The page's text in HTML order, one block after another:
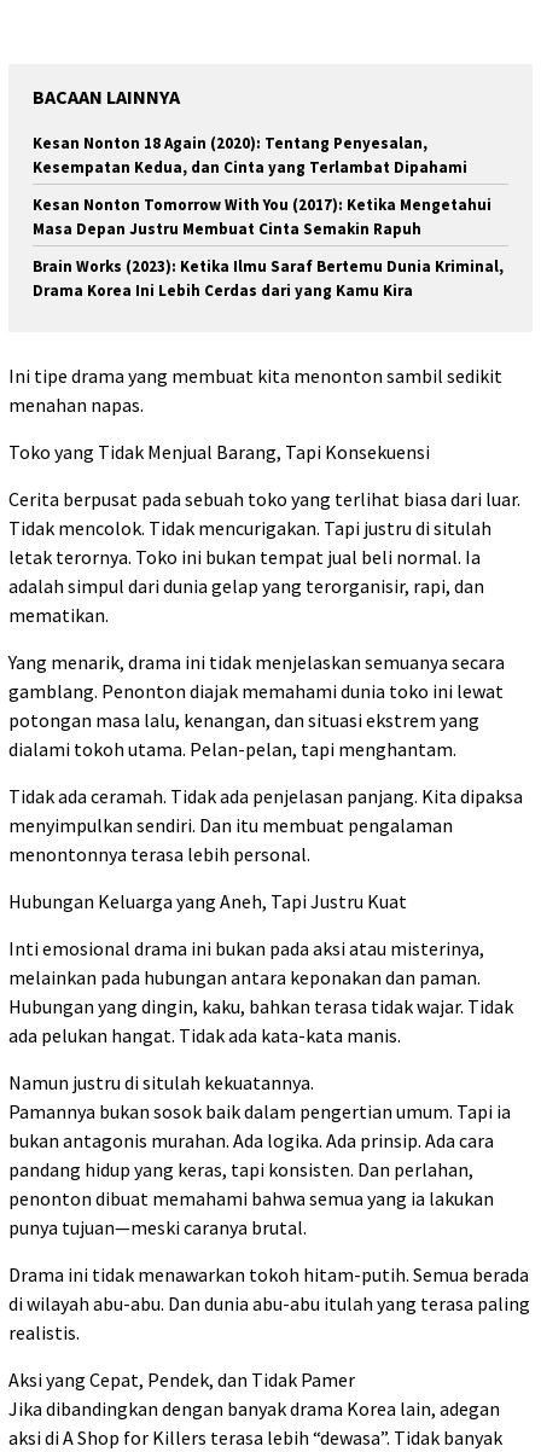
BACAAN LAINNYA
Kesan Nonton 18 Again (2020): Tentang Penyesalan,
Kesempatan Kedua, dan Cinta yang Terlambat Dipahami
Kesan Nonton Tomorrow With You (2017): Ketika Mengetahui
Masa Depan Justru Membuat Cinta Semakin Rapuh
Brain Works (2023): Ketika Ilmu Saraf Bertemu Dunia Kriminal,
Drama Korea Ini Lebih Cerdas dari yang Kamu Kira
Ini tipe drama yang membuat kita menonton sambil sedikit
menahan napas.
Toko yang Tidak Menjual Barang, Tapi Konsekuensi
Cerita berpusat pada sebuah toko yang terlihat biasa dari luar.
Tidak mencolok. Tidak mencurigakan. Tapi justru di situlah
letak terornya. Toko ini bukan tempat jual beli normal. Ia
adalah simpul dari dunia gelap yang terorganisir, rapi, dan
mematikan.
Yang menarik, drama ini tidak menjelaskan semuanya secara
gamblang. Penonton diajak memahami dunia toko ini lewat
potongan masa lalu, kenangan, dan situasi ekstrem yang
dialami tokoh utama. Pelan-pelan, tapi menghantam.
Tidak ada ceramah. Tidak ada penjelasan panjang. Kita dipaksa
menyimpulkan sendiri. Dan itu membuat pengalaman
menontonnya terasa lebih personal.
Hubungan Keluarga yang Aneh, Tapi Justru Kuat
Inti emosional drama ini bukan pada aksi atau misterinya,
melainkan pada hubungan antara keponakan dan paman.
Hubungan yang dingin, kaku, bahkan terasa tidak wajar. Tidak
ada pelukan hangat. Tidak ada kata-kata manis.
Namun justru di situlah kekuatannya.
Pamannya bukan sosok baik dalam pengertian umum. Tapi ia
bukan antagonis murahan. Ada logika. Ada prinsip. Ada cara
pandang hidup yang keras, tapi konsisten. Dan perlahan,
penonton dibuat memahami bahwa semua yang ia lakukan
punya tujuan—meski caranya brutal.
Drama ini tidak menawarkan tokoh hitam-putih. Semua berada
di wilayah abu-abu. Dan dunia abu-abu itulah yang terasa paling
realistis.
Aksi yang Cepat, Pendek, dan Tidak Pamer
Jika dibandingkan dengan banyak drama Korea lain, adegan
aksi di A Shop for Killers terasa lebih “dewasa”. Tidak banyak